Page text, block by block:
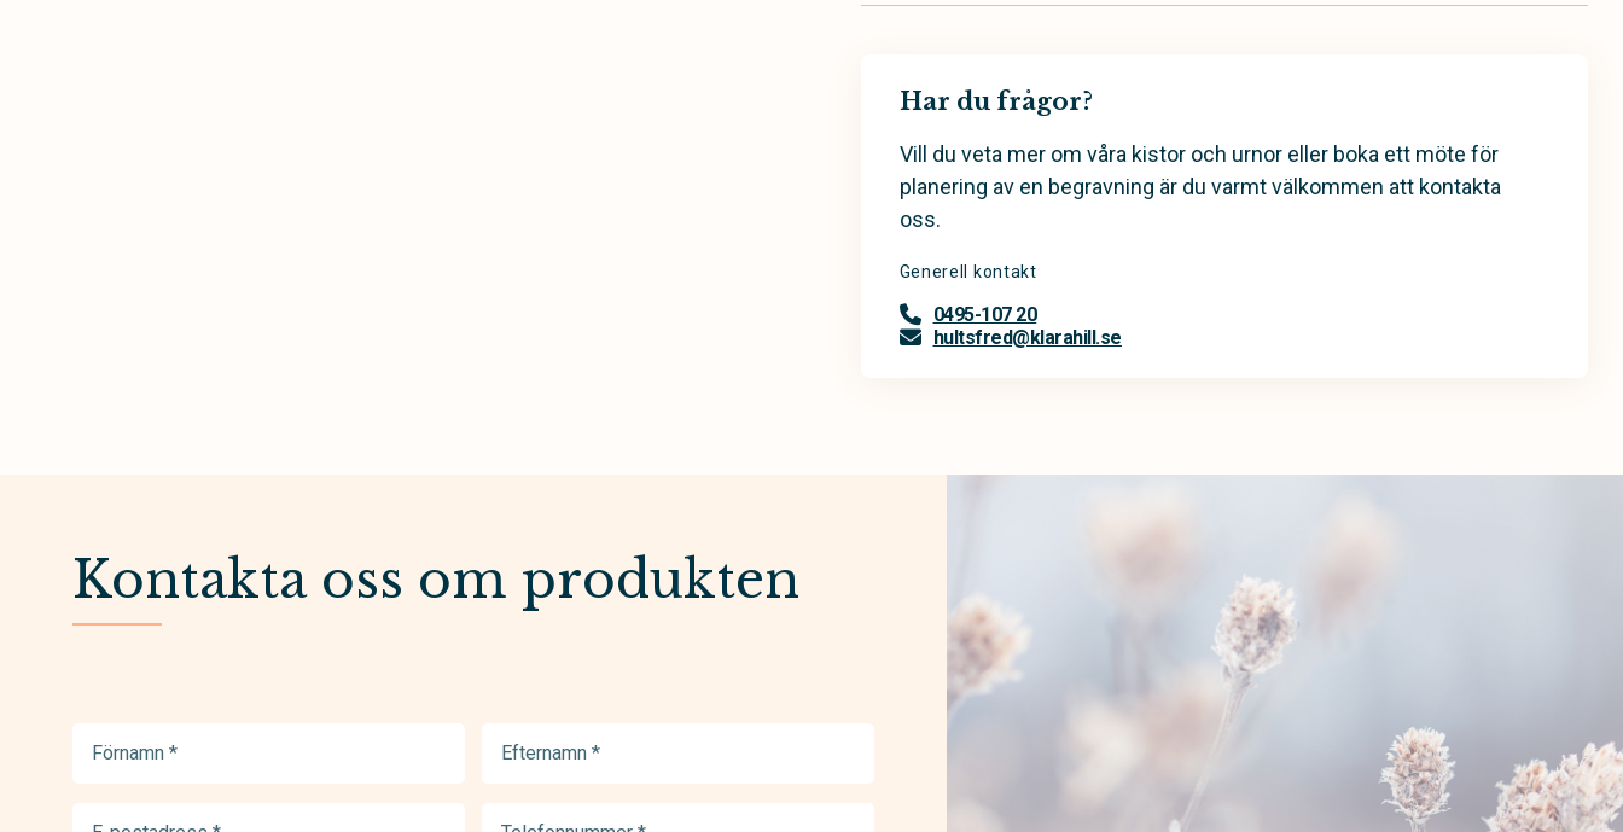
Har du frågor?
Vill du veta mer om våra kistor och urnor eller boka ett möte för
planering av en begravning är du varmt välkommen att kontakta
oss.
Generell kontakt
0495-107 20
hultsfred@klarahill.se
Kontakta oss om produkten